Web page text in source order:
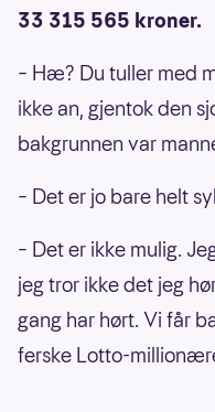
33 315 565 kroner.
– Hæ? Du tuller med
ikke an, gjentok den
bakgrunnen var
– Det er jo bare helt
– Det er ikke mulig.
jeg tror ikke det jeg
gang har hørt. Vi får
ferske Lotto-